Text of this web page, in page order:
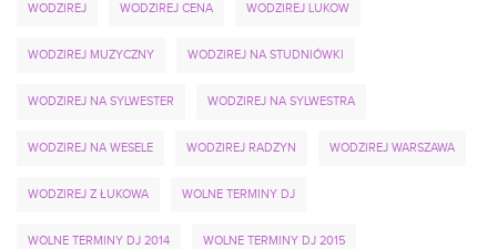
WODZIREJ WODZIREJ CENA WODZIREJ LUKOW
WODZIREJ MUZYCZNY WODZIREJ NA STUDNIÓWKI
WODZIREJ NA SYLWESTER WODZIREJ NA SYLWESTRA
WODZIREJ NA WESELE WODZIREJ RADZYN WODZIREJ WARSZAWA
WODZIREJ Z ŁUKOWA WOLNE TERMINY DJ
WOLNE TERMINY DJ 2014 WOLNE TERMINY DJ 2015